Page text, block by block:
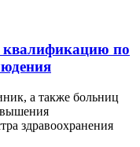
по
а также больниц
здравоохранения